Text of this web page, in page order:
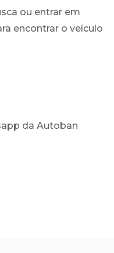
ou entrar em
encontrar o veículo
da Autoban